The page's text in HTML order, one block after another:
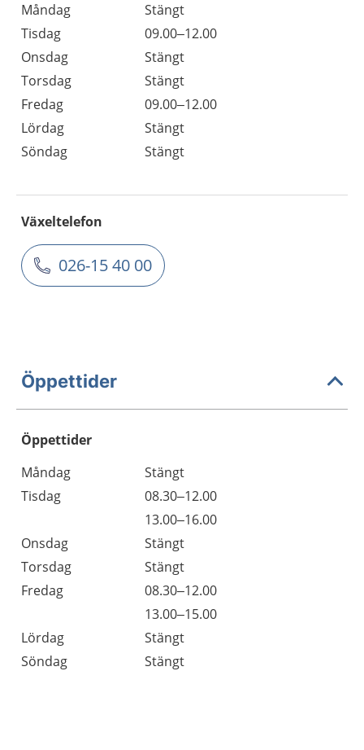
Måndag
Stängt
Tisdag
09.00–12.00
Onsdag
Stängt
Torsdag
Stängt
Fredag
09.00–12.00
Lördag
Stängt
Söndag
Stängt
Växeltelefon
026-15 40 00
Öppettider
Öppettider
Dag
Öppettider
Kommentarer
Måndag
Stängt
Tisdag
08.30–12.00
13.00–16.00
Onsdag
Stängt
Torsdag
Stängt
Fredag
08.30–12.00
13.00–15.00
Lördag
Stängt
Söndag
Stängt